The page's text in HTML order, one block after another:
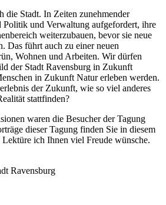
die Stadt. In Zeiten zunehmender
Politik und Verwaltung aufgefordert, ihre
weiterzubauen, bevor sie neue
Das führt auch zu einer neuen
Wohnen und Arbeiten. Wir dürfen
der Stadt Ravensburg in Zukunft
in Zukunft Natur erleben werden.
der Zukunft, wie so viel anderes
stattfinden?
waren die Besucher der Tagung
dieser Tagung finden Sie in diesem
Lektüre ich Ihnen viel Freude wünsche.
Ravensburg